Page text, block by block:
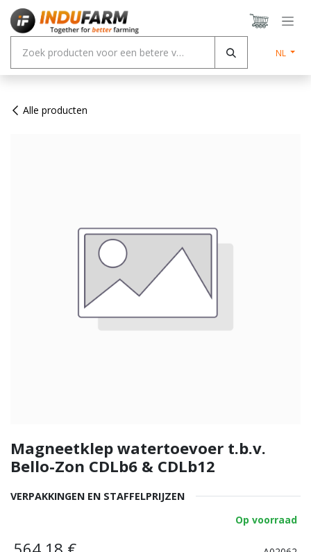
Overslaan naar inhoud
NL
Alle producten
Magneetklep watertoevoer t.b.v.
Bello-Zon CDLb6 & CDLb12
VERPAKKINGEN EN STAFFELPRIJZEN
Op voorraad